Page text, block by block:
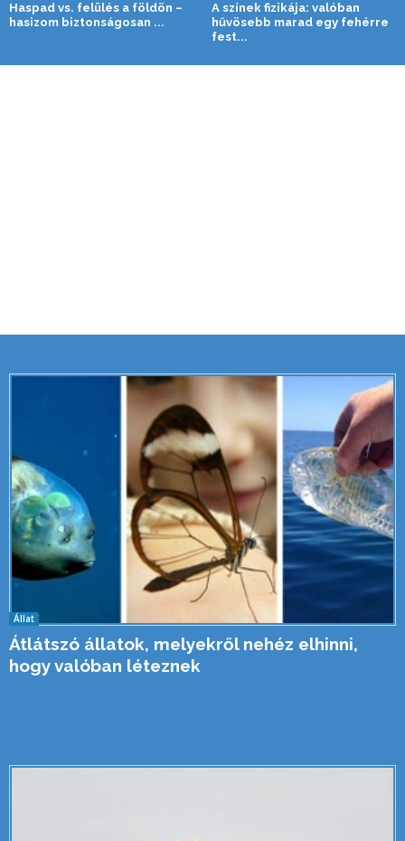
Haspad vs. felülés a földön –
hasizom biztonságosan ...
A színek fizikája: valóban
hűvösebb marad egy fehérre
fest...
Állat
Átlátszó állatok, melyekről nehéz elhinni,
hogy valóban léteznek